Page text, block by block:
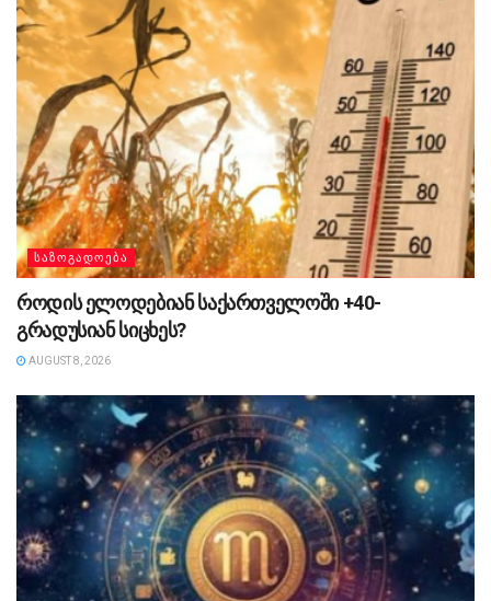
ᲡᲐᲖᲝᲒᲐᲓᲝᲔᲑᲐ
როდის ელოდებიან საქართველოში +40-
გრადუსიან სიცხეს?
AUGUST 8, 2026